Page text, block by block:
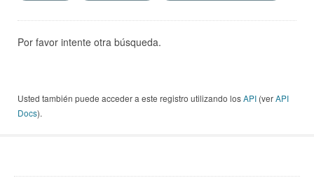
Por favor intente otra búsqueda.
Usted también puede acceder a este registro utilizando losAPI (verAPI
Docs).